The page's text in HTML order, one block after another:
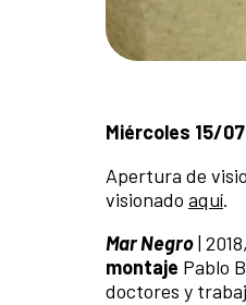
Miércoles 15/07
Apertura de
visionado aquí.
Mar Negro|
montaje Pablo
doctores y